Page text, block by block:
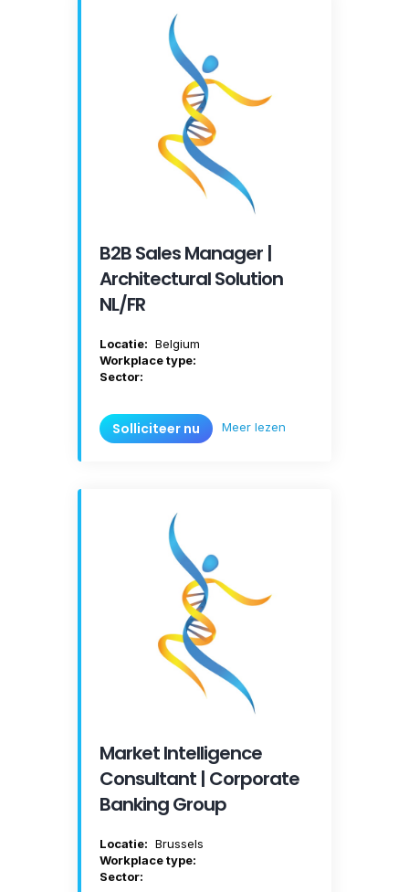
B2B Sales Manager |
Architectural Solution
NL/FR
Locatie: Belgium
Workplace type:
Sector:
Solliciteer nu Meer lezen
Market Intelligence
Consultant | Corporate
Banking Group
Locatie: Brussels
Workplace type:
Sector: